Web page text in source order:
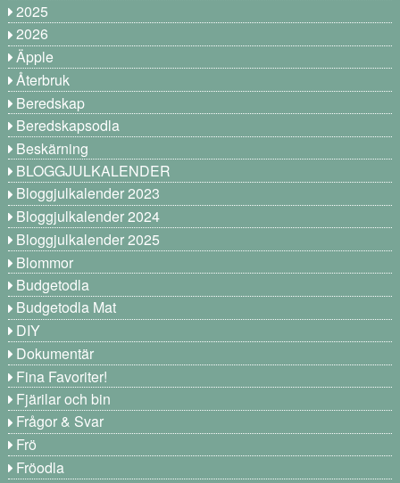
2025
2026
Äpple
Återbruk
Beredskap
Beredskapsodla
Beskärning
BLOGGJULKALENDER
Bloggjulkalender 2023
Bloggjulkalender 2024
Bloggjulkalender 2025
Blommor
Budgetodla
Budgetodla Mat
DIY
Dokumentär
Fina Favoriter!
Fjärilar och bin
Frågor & Svar
Frö
Fröodla